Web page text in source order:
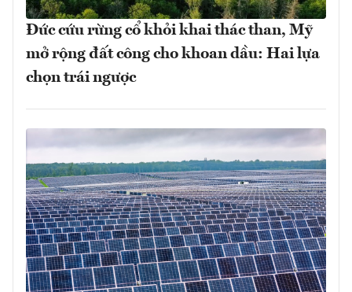
Đức cứu rừng cổ khỏi khai thác than, Mỹ
mở rộng đất công cho khoan dầu: Hai lựa
chọn trái ngược